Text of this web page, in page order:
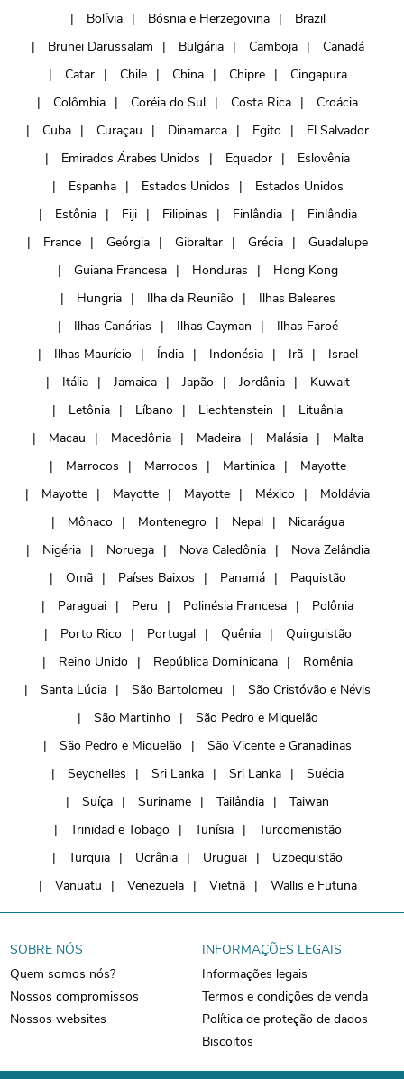
Bolívia
Bósnia e Herzegovina
Brazil
Brunei Darussalam
Bulgária Camboja
Canadá
Catar
Chile China Chipre
Cingapura
Colômbia
Coréia do Sul Costa Rica
Croácia
Cuba
Curaçau Dinamarca Egito
El Salvador
Emirados Árabes Unidos
Equador
Eslovênia
Espanha
Estados Unidos
Estados Unidos
Estônia
Fiji Filipinas Finlândia
Finlândia
France
Geórgia Gibraltar Grécia
Guadalupe
Guiana Francesa
Honduras
Hong Kong
Hungria
Ilha da Reunião
Ilhas Baleares
Ilhas Canárias
Ilhas Cayman
Ilhas Faroé
Ilhas Maurício
Índia Indonésia Irã
Israel
Itália
Jamaica Japão Jordânia
Kuwait
Letônia
Líbano Liechtenstein
Lituânia
Macau
Macedônia Madeira Malásia
Malta
Marrocos
Marrocos Martinica
Mayotte
Mayotte
Mayotte Mayotte México
Moldávia
Mônaco
Montenegro Nepal
Nicarágua
Nigéria
Noruega Nova Caledônia
Nova Zelândia
Omã
Países Baixos Panamá
Paquistão
Paraguai
Peru Polinésia Francesa
Polônia
Porto Rico
Portugal Quênia
Quirguistão
Reino Unido
República Dominicana
Romênia
Santa Lúcia
São Bartolomeu
São Cristóvão e Névis
São Martinho
São Pedro e Miquelão
São Pedro e Miquelão
São Vicente e Granadinas
Seychelles
Sri Lanka Sri Lanka
Suécia
Suíça
Suriname Tailândia
Taiwan
Trinidad e Tobago
Tunísia
Turcomenistão
Turquia
Ucrânia Uruguai
Uzbequistão
Vanuatu
Venezuela Vietnã Wallis e Futuna
SOBRE NÓS
Quem somos nós?
Nossos compromissos
Nossos websites
INFORMAÇÕES LEGAIS
Informações legais
Termos e condições de venda
Política de proteção de dados
Biscoitos